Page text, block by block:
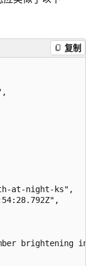
复制
at-night-ks",
brightening